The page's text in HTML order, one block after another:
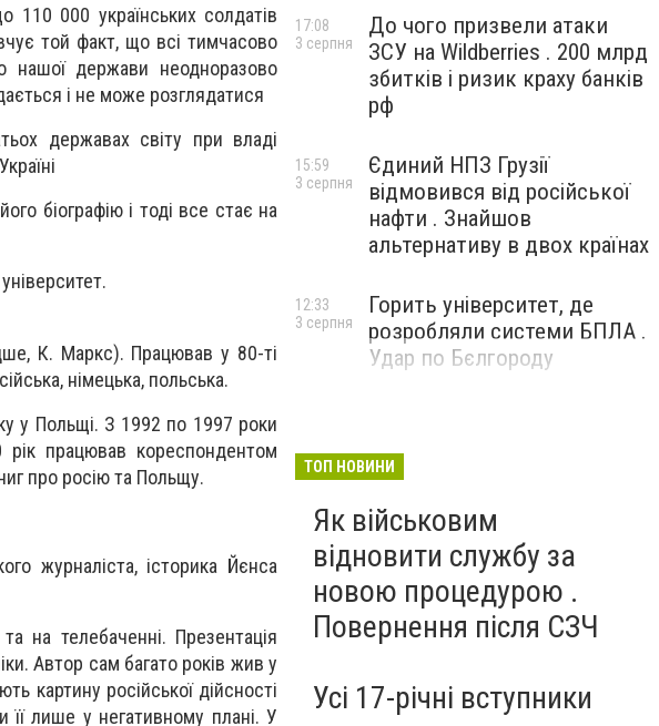
110 000 українських солдатів
той факт, що всі тимчасово
нашої держави неодноразово
і не може розглядатися
державах світу при владі
біографію і тоді все стає на
К. Маркс). Працював у 80-ті
німецька, польська.
у Польщі. З 1992 по 1997 роки
працював кореспондентом
про росію та Польщу.
журналіста, історика Йєнса
на телебаченні. Презентація
Автор сам багато років жив у
картину російської дійсності
її лише у негативному плані. У
До чого призвели атаки
ЗСУ на Wildberries . 200 млрд
збитків і ризик краху банків
рф
17:08
3 серпня
Єдиний НПЗ Грузії
відмовився від російської
нафти . Знайшов
альтернативу в двох країнах
15:59
3 серпня
Горить університет, де
розробляли системи БПЛА .
Удар по Бєлгороду
12:33
3 серпня
ТОП НОВИНИ
Як військовим
відновити службу за
новою процедурою .
Повернення після СЗЧ
Усі 17-річні вступники